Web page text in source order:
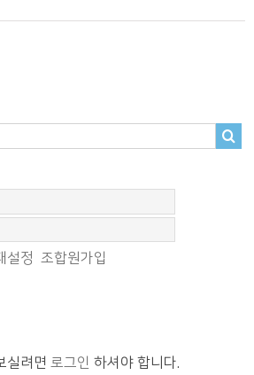
설정 조합원가입
실려면 로그인 하셔야 합니다.